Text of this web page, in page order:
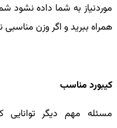
موردنیاز به شما داده نشود
همراه ببرید و اگر وزن
کیبورد مناسب
مسئله مهم دیگر